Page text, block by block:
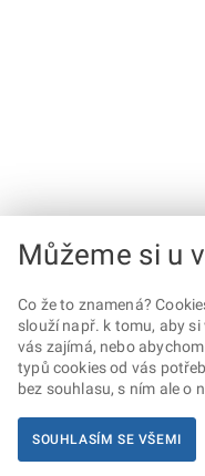
Můžeme si u
Co že to znamená?
slouží např. k tomu, aby
vás zajímá, nebo
typů cookies od vás
bez souhlasu, s ním ale o
SOUHLASÍM SE VŠEMI